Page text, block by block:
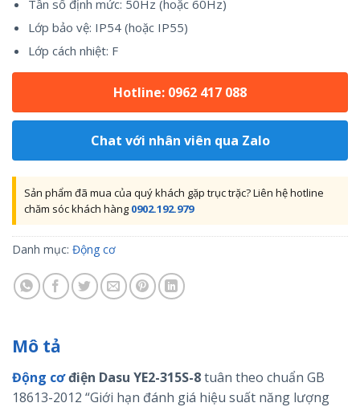
Tần số định mức: 50Hz (hoặc 60Hz)
Lớp bảo vệ: IP54 (hoặc IP55)
Lớp cách nhiệt: F
Hotline: 0962 417 088
Chat với nhân viên qua Zalo
Sản phẩm đã mua của quý khách gặp trục trặc? Liên hệ hotline
chăm sóc khách hàng 0902.192.979
Danh mục: Động cơ
Mô tả
Động cơđiện Dasu YE2-315S-8tuân theo chuẩn GB
18613-2012 “Giới hạn đánh giá hiệu suất năng lượng